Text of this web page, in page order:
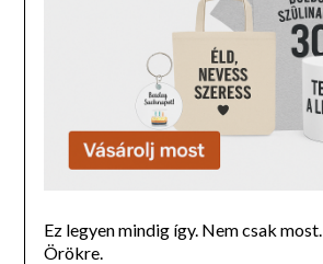
Ez legyen mindig így. Nem csak most.
Örökre.